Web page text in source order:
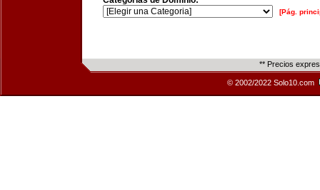
[Pág.
** Precios
© 2002/2022 Solo10.com